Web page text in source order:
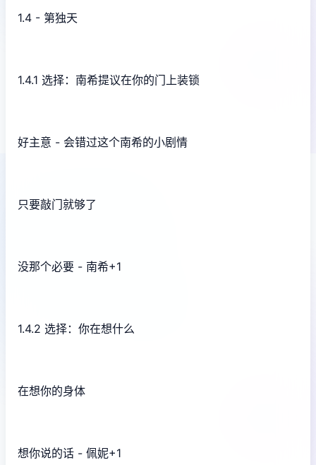
1.4 - 第独天
1.4.1 选择：南希提议在你的门上装锁
好主意 - 会错过这个南希的小剧情
只要敲门就够了
没那个必要 - 南希+1
1.4.2 选择：你在想什么
在想你的身体
想你说的话 - 佩妮+1